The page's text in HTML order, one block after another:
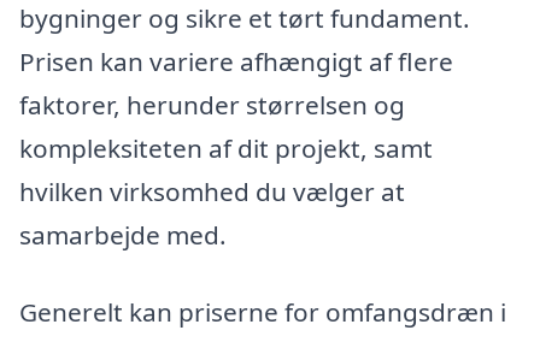
bygninger og sikre et tørt fundament.
Prisen kan variere afhængigt af flere
faktorer, herunder størrelsen og
kompleksiteten af dit projekt, samt
hvilken virksomhed du vælger at
samarbejde med.
Generelt kan priserne for omfangsdræn i